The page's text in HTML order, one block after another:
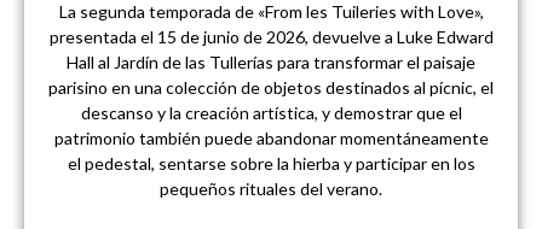
La segunda temporada de «From les Tuileries with Love»,
presentada el 15 de junio de 2026, devuelve a Luke Edward
Hall al Jardín de las Tullerías para transformar el paisaje
parisino en una colección de objetos destinados al pícnic, el
descanso y la creación artística, y demostrar que el
patrimonio también puede abandonar momentáneamente
el pedestal, sentarse sobre la hierba y participar en los
pequeños rituales del verano.